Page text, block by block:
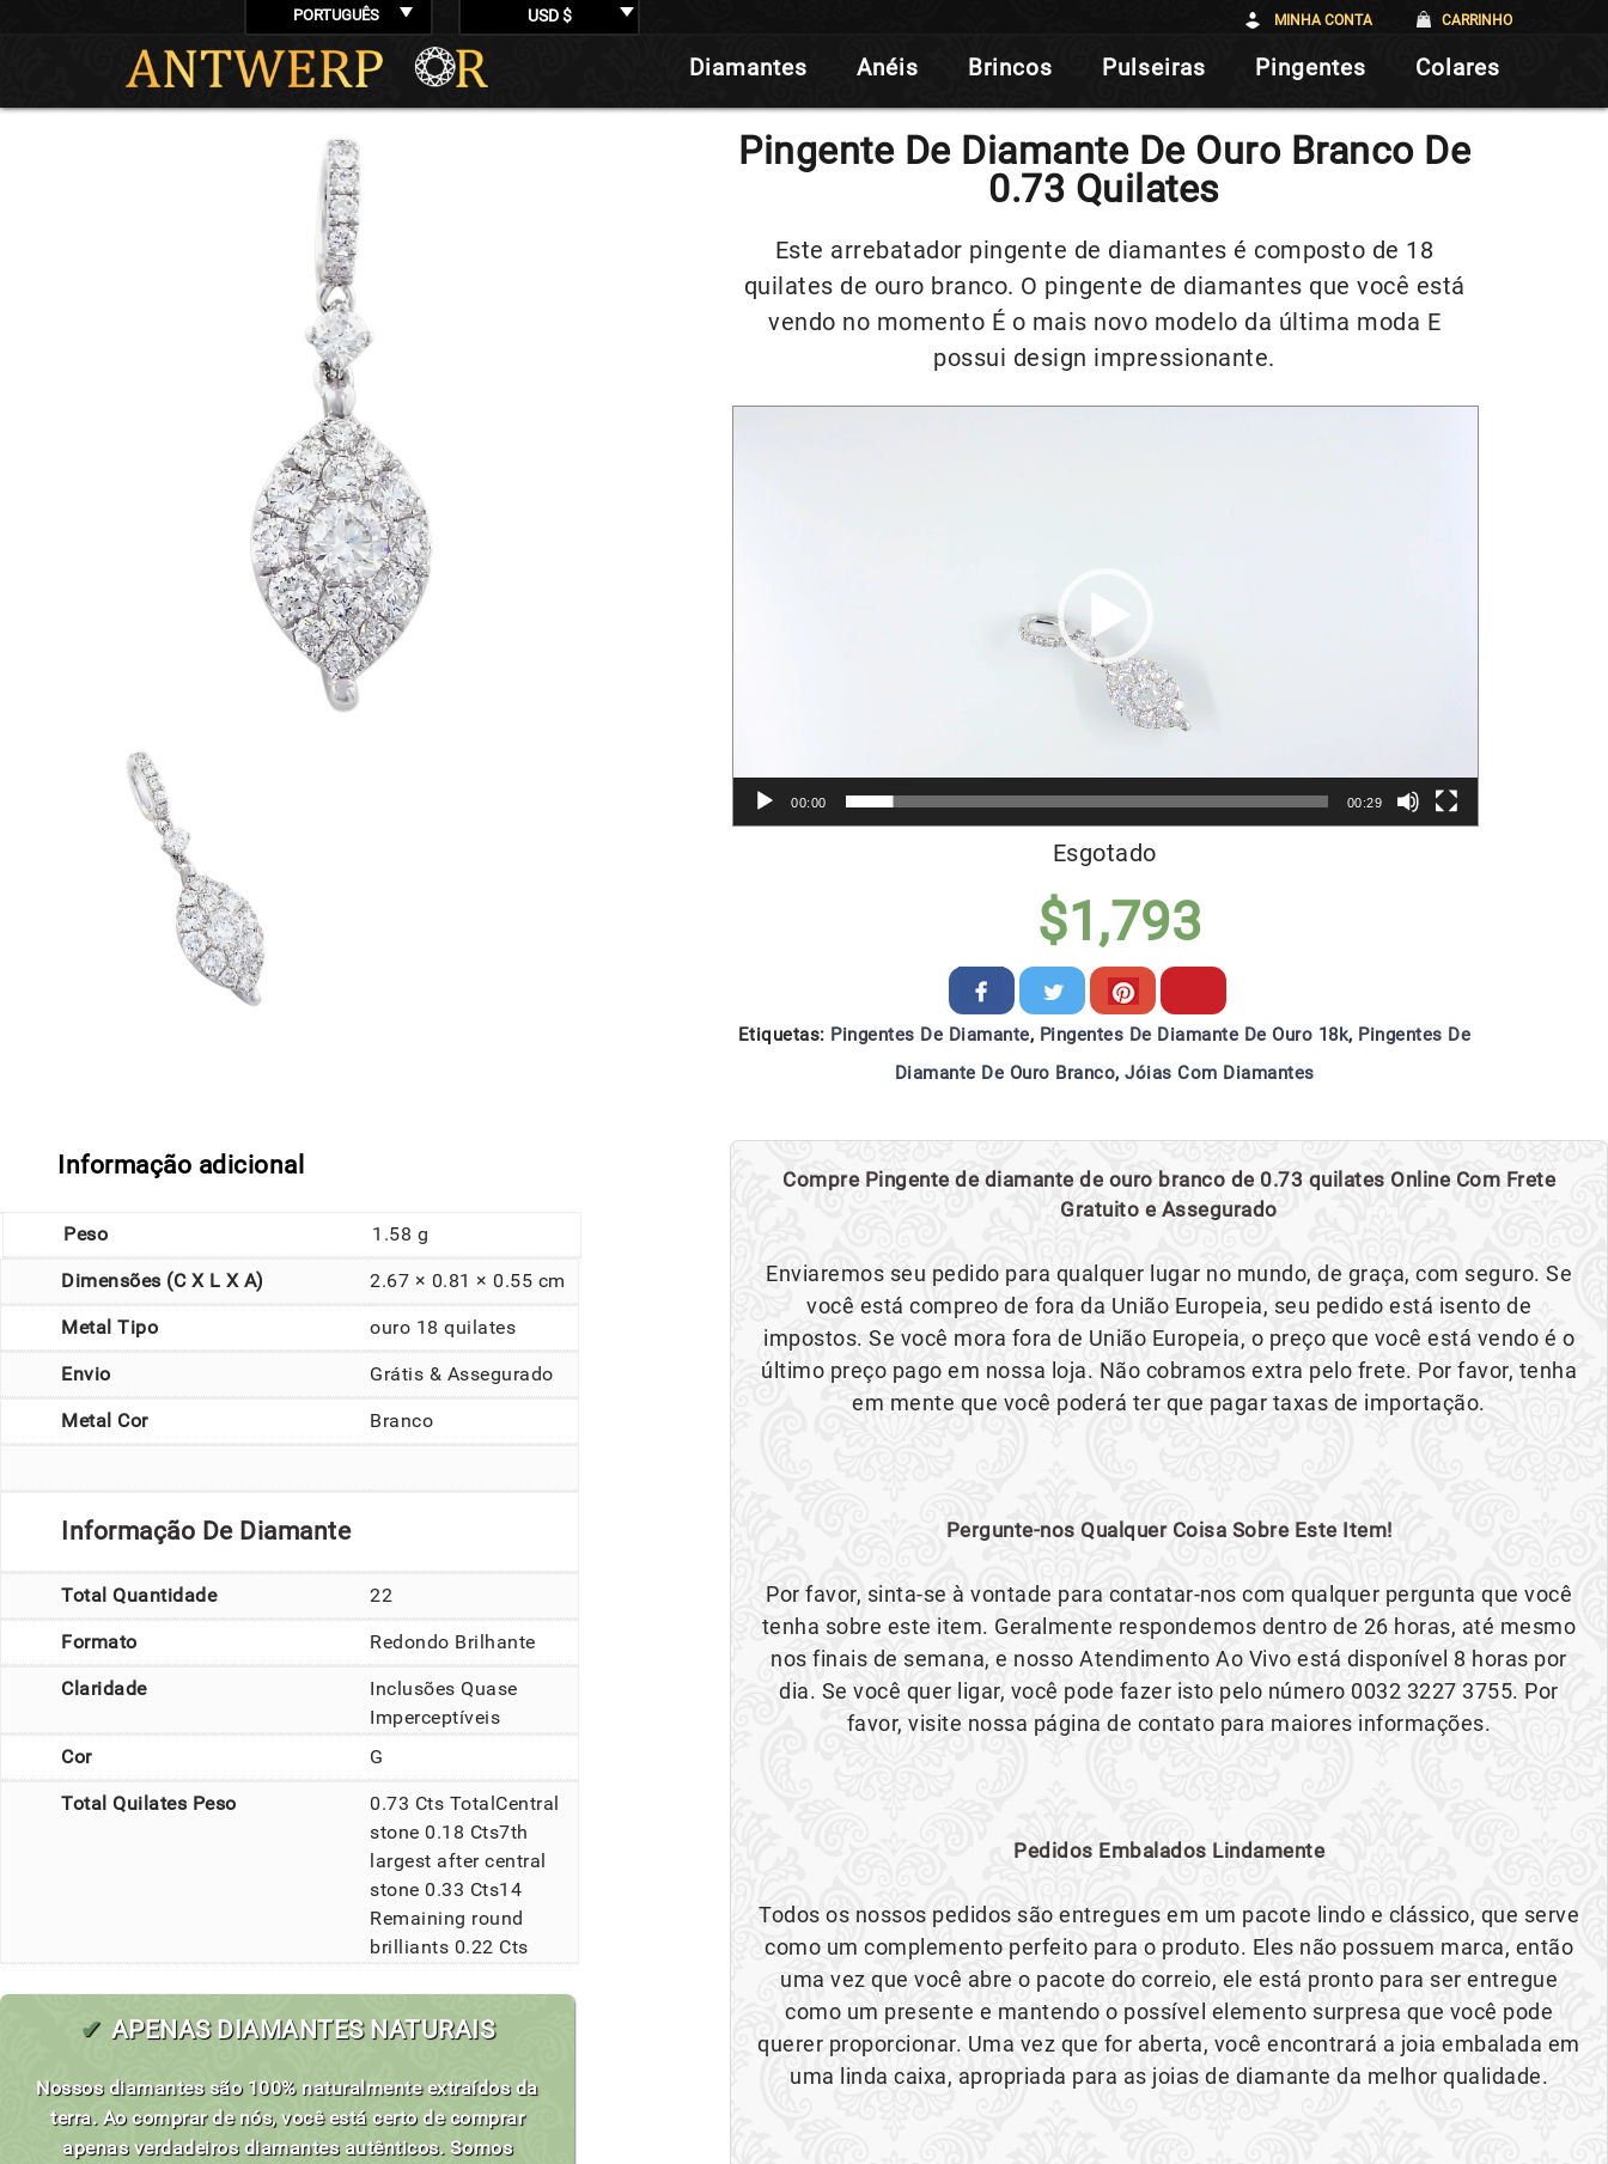
PORTUGUÊS USD $ MINHA CONTA CARRINHO
Diamantes Anéis Brincos Pulseiras Pingentes Colares
Pingente De Diamante De Ouro Branco De
0.73 Quilates
Este arrebatador pingente de diamantes é composto de 18
quilates de ouro branco. O pingente de diamantes que você está
vendo no momento É o mais novo modelo da última moda E
possui design impressionante.
00:00 00:29
$1,793
Esgotado
Etiquetas: Pingentes De Diamante, Pingentes De Diamante De Ouro 18k, Pingentes De
Diamante De Ouro Branco, Jóias Com Diamantes
Informação adicional
Peso 1.58 g
Dimensões (C X L X A) 2.67 × 0.81 × 0.55 cm
Metal Tipo ouro 18 quilates
Envio Grátis & Assegurado
Metal Cor Branco
Informação De Diamante
Total Quantidade 22
Formato Redondo Brilhante
Claridade
Inclusões Quase
Imperceptíveis
Cor
G
Total Quilates Peso
0.73 Cts TotalCentral
stone 0.18 Cts7th
largest after central
stone 0.33 Cts14
Remaining round
brilliants 0.22 Cts
✔ APENAS DIAMANTES NATURAIS
Nossos diamantes são 100% naturalmente extraídos da
terra. Ao comprar de nós, você está certo de comprar
apenas verdadeiros diamantes autênticos. Somos
Compre Pingente de diamante de ouro branco de 0.73 quilates Online Com Frete
Gratuito e Assegurado
Enviaremos seu pedido para qualquer lugar no mundo, de graça, com seguro. Se
você está compreo de fora da União Europeia, seu pedido está isento de
impostos. Se você mora fora de União Europeia, o preço que você está vendo é o
último preço pago em nossa loja. Não cobramos extra pelo frete. Por favor, tenha
em mente que você poderá ter que pagar taxas de importação.
Pergunte-nos Qualquer Coisa Sobre Este Item!
Por favor, sinta-se à vontade para contatar-nos com qualquer pergunta que você
tenha sobre este item. Geralmente respondemos dentro de 26 horas, até mesmo
nos finais de semana, e nosso Atendimento Ao Vivo está disponível 8 horas por
dia. Se você quer ligar, você pode fazer isto pelo número 0032 3227 3755. Por
favor, visite nossa página de contato para maiores informações.
Pedidos Embalados Lindamente
Todos os nossos pedidos são entregues em um pacote lindo e clássico, que serve
como um complemento perfeito para o produto. Eles não possuem marca, então
uma vez que você abre o pacote do correio, ele está pronto para ser entregue
como um presente e mantendo o possível elemento surpresa que você pode
querer proporcionar. Uma vez que for aberta, você encontrará a joia embalada em
uma linda caixa, apropriada para as joias de diamante da melhor qualidade.